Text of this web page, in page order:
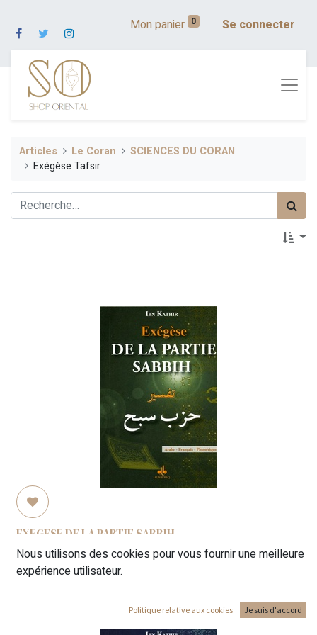
Mon panier 0 Se connecter
Articles Le Coran
SCIENCES DU CORAN
Exégèse Tafsir
EXEGESE DE LA PARTIE SABBIH
4,00€
Nous utilisons des cookies pour vous fournir une meilleure
expérience utilisateur.
Politique relative aux cookies Je suis d'accord